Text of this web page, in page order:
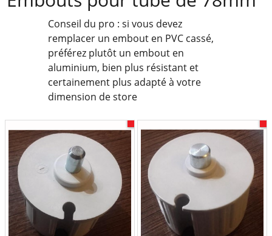
Conseil du pro : si vous devez
remplacer un embout en PVC cassé,
préférez plutôt un embout en
aluminium, bien plus résistant et
certainement plus adapté à votre
dimension de store